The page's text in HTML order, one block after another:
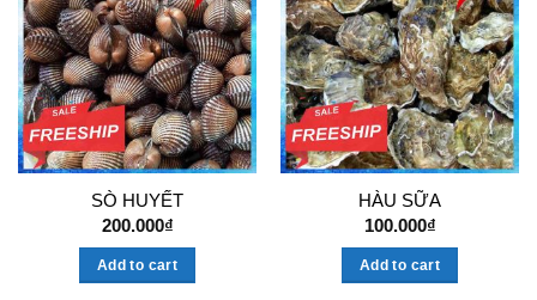
SÒ HUYẾT
200.000₫
Add to cart
HÀU SỮA
100.000₫
Add to cart